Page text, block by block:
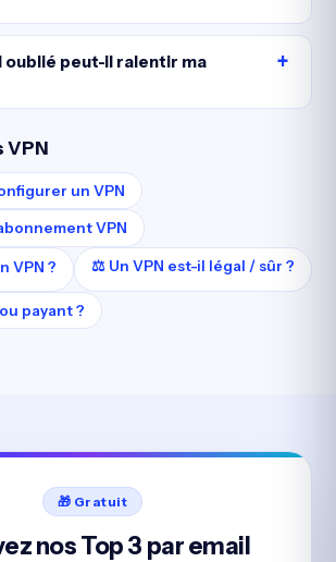
oublié peut-il ralentir ma
VPN
un VPN
VPN
VPN ? ⚖️ Un VPN est-il légal / sûr ?
payant ?
🎁 Gratuit
nos Top 3 par email